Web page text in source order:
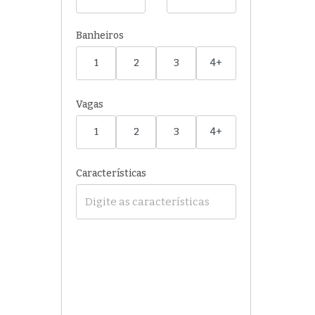
Banheiros
1 2 3 4+
Vagas
1 2 3 4+
Características